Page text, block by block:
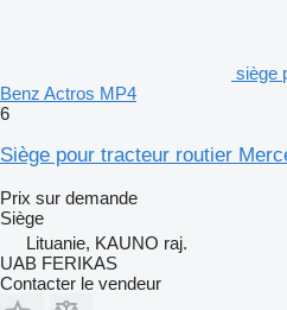
siège
Benz Actros MP4
6
Siège pour tracteur routier
Prix sur demande
Siège
Lituanie, KAUNO raj.
UAB FERIKAS
Contacter le vendeur